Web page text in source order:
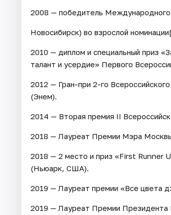
2008 — победитель
Новосибирск) во взрослой
2010 — диплом и специальный приз
талант и усердие» Первого
2012 — Гран-при 2-го
(Энем).
2014 — Вторая премия II
2018 — Лауреат Премии Мэра
2018 — 2 место и приз «First Runner
(Ньюарк, США).
2019 — Лауреат премии «Все цвета
2019 — Лауреат Премии Президента